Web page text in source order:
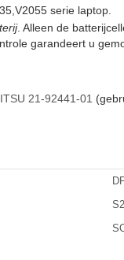
serie laptop.
. Alleen de
garandeert u
21-92441-01